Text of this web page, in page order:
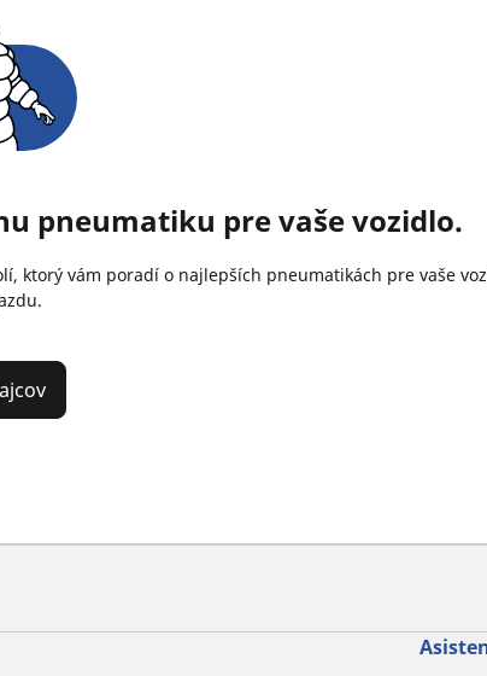
pneumatiku pre vaše vozidlo.
ktorý vám poradí o najlepších pneumatikách pre vaše